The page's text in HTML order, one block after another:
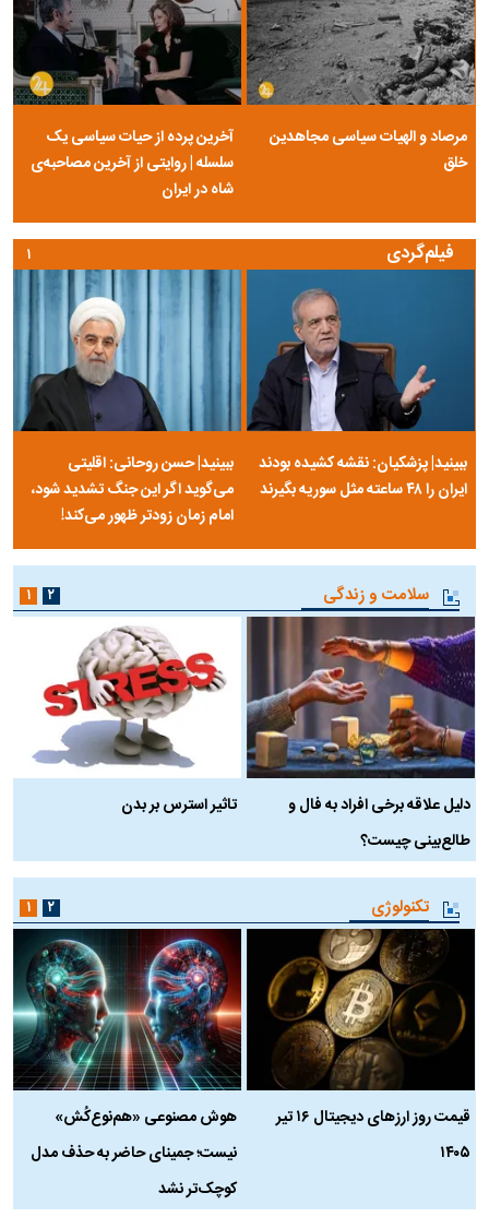
مرصاد و الهیات سیاسی مجاهدین
خلق
آخرین پرده از حیات سیاسی یک
سلسله | روایتی از آخرین مصاحبه‌ی
شاه در ایران
فیلم‌گردی
ببینید| پزشکیان: نقشه کشیده بودند
ایران را ۴۸ ساعته مثل سوریه بگیرند
ببینید| حسن روحانی: اقلیتی
می‌گوید اگر این جنگ تشدید شود،
امام زمان زودتر ظهور می‌کند!
۱
سلامت و زندگی
دلیل علاقه برخی افراد به فال و
طالع‌بینی چیست؟
تاثیر استرس بر بدن
۱ ۲
تکنولوژی
قیمت روز ارز‌های دیجیتال ۱۶ تیر
۱۴۰۵
هوش مصنوعی «هم‌نوع‌کُش»
نیست؛ جمینای حاضر به حذف مدل
کوچک‌تر نشد
۱ ۲